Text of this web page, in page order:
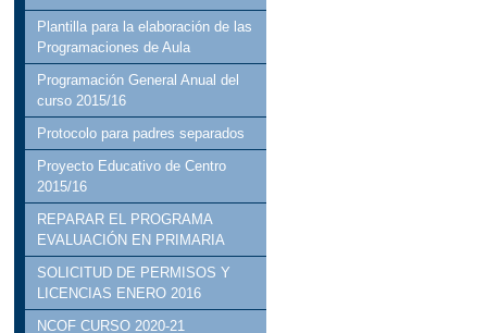
Plantilla para la elaboración de las
Programaciones de Aula
Programación General Anual del
curso 2015/16
Protocolo para padres separados
Proyecto Educativo de Centro
2015/16
REPARAR EL PROGRAMA
EVALUACIÓN EN PRIMARIA
SOLICITUD DE PERMISOS Y
LICENCIAS ENERO 2016
NCOF CURSO 2020-21